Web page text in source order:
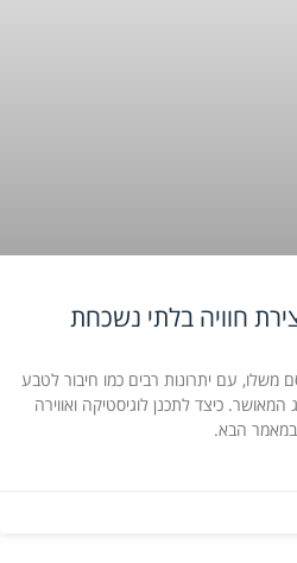
חוויה בלתי נשכחת
עם יתרונות רבים כמו חיבור לטבע
המאושר. כיצד לתכנן לוגיסטיקה ואווירה
במאמר הבא.